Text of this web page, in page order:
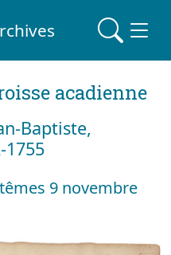
acadienne
Baptiste,
1755
9 novembre